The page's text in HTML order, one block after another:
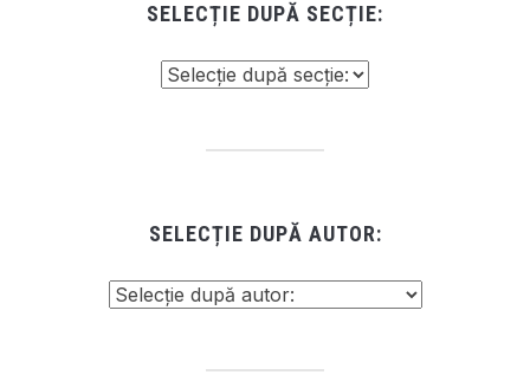
SELECȚIE DUPĂ SECȚIE:
SELECȚIE DUPĂ AUTOR: